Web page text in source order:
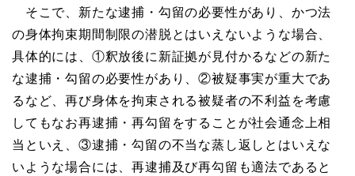
そこで、新たな逮捕・勾留の必要性があり、かつ法
の身体拘束期間制限の潜脱とはいえないような場合、
具体的には、①釈放後に新証拠が見付かるなどの新た
な逮捕・勾留の必要性があり、②被疑事実が重大であ
るなど、再び身体を拘束される被疑者の不利益を考慮
してもなお再逮捕・再勾留をすることが社会通念上相
当といえ、③逮捕・勾留の不当な蒸し返しとはいえな
いような場合には、再逮捕及び再勾留も適法であると